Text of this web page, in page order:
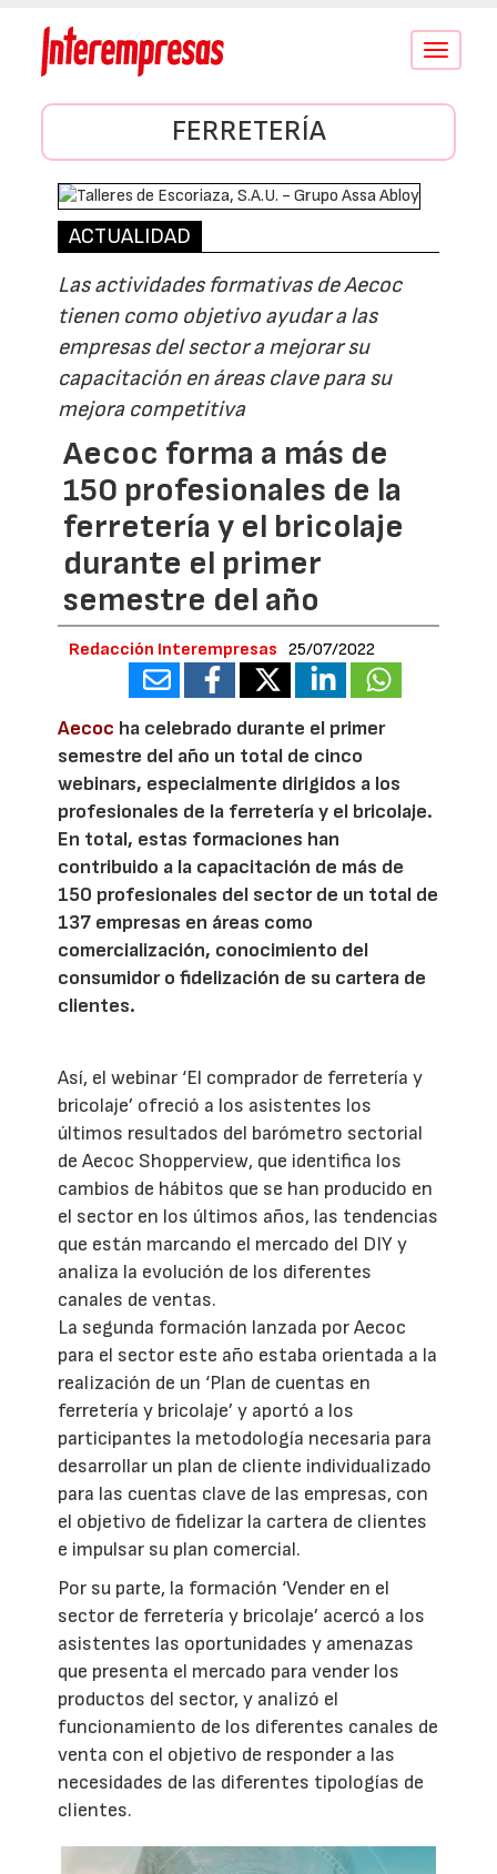
Conmutar
FERRETERÍA
ACTUALIDAD
Las actividades formativas de Aecoc
tienen como objetivo ayudar a las
empresas del sector a mejorar su
capacitación en áreas clave para su
mejora competitiva
Aecoc forma a más de
150 profesionales de la
ferretería y el bricolaje
durante el primer
semestre del año
Redacción Interempresas 25/07/2022
Aecoc ha celebrado durante el primer
semestre del año un total de cinco
webinars, especialmente dirigidos a los
profesionales de la ferretería y el bricolaje.
En total, estas formaciones han
contribuido a la capacitación de más de
150 profesionales del sector de un total de
137 empresas en áreas como
comercialización, conocimiento del
consumidor o fidelización de su cartera de
clientes.
Así, el webinar ‘El comprador de ferretería y
bricolaje’ ofreció a los asistentes los
últimos resultados del barómetro sectorial
de Aecoc Shopperview, que identifica los
cambios de hábitos que se han producido en
el sector en los últimos años, las tendencias
que están marcando el mercado del DIY y
analiza la evolución de los diferentes
canales de ventas.
La segunda formación lanzada por Aecoc
para el sector este año estaba orientada a la
realización de un ‘Plan de cuentas en
ferretería y bricolaje’ y aportó a los
participantes la metodología necesaria para
desarrollar un plan de cliente individualizado
para las cuentas clave de las empresas, con
el objetivo de fidelizar la cartera de clientes
e impulsar su plan comercial.
Por su parte, la formación ‘Vender en el
sector de ferretería y bricolaje’ acercó a los
asistentes las oportunidades y amenazas
que presenta el mercado para vender los
productos del sector, y analizó el
funcionamiento de los diferentes canales de
venta con el objetivo de responder a las
necesidades de las diferentes tipologías de
clientes.